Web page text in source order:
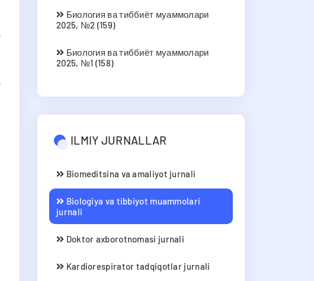
Биология ва тиббиёт муаммолари
2025, №2 (159)
Биология ва тиббиёт муаммолари
2025, №1 (158)
ILMIY JURNALLAR
Biomeditsina va amaliyot jurnali
Biologiya va tibbiyot muammolari
jurnali
Doktor axborotnomasi jurnali
Kardiorespirator tadqiqotlar jurnali